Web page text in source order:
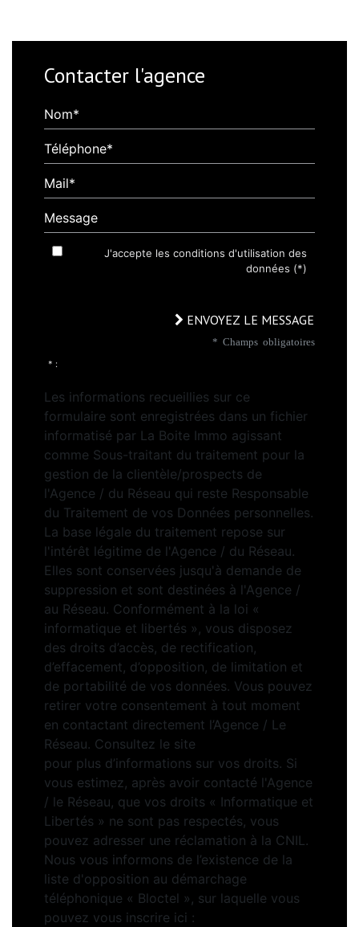
Contacter l'agence
Nom*
Téléphone*
Mail*
Message
J'accepte les conditions d'utilisation des
données (*)
ENVOYEZ LE MESSAGE
* Champs obligatoires
* :
Les informations recueillies sur ce
formulaire sont enregistrées dans un fichier
informatisé par La Boite Immo agissant
comme Sous-traitant du traitement pour la
gestion de la clientèle/prospects de
l'Agence / du Réseau qui reste Responsable
du Traitement de vos Données personnelles.
La base légale du traitement repose sur
l'intérêt légitime de l'Agence / du Réseau.
Elles sont conservées jusqu'à demande de
suppression et sont destinées à l'Agence /
au Réseau. Conformément à la loi «
informatique et libertés », vous disposez
des droits d’accès, de rectification,
d’effacement, d’opposition, de limitation et
de portabilité de vos données. Vous pouvez
retirer votre consentement à tout moment
en contactant directement l’Agence / Le
Réseau. Consultez le site
pour plus d’informations sur vos droits. Si
vous estimez, après avoir contacté l'Agence
/ le Réseau, que vos droits « Informatique et
Libertés » ne sont pas respectés, vous
pouvez adresser une réclamation à la CNIL.
Nous vous informons de l’existence de la
liste d'opposition au démarchage
téléphonique « Bloctel », sur laquelle vous
pouvez vous inscrire ici :